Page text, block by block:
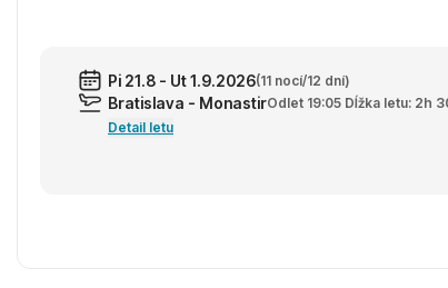
Pi 21.8 - Ut 1.9.2026(11 nocí/12 dní)
Bratislava - MonastirOdlet 19:05 Dĺžka letu: 2h
Detail letu